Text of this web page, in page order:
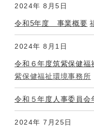
2024年 8月5日
令和5年度 事業概要
2024年 8月1日
令和６年度筑紫保健福
紫保健福祉環境事務所
令和５年度人事委員
2024年 7月25日